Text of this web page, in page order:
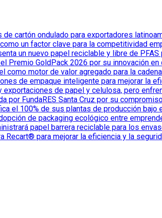
cartón ondulado para exportadores
un factor clave para la competitividad
un nuevo papel reciclable y libre de
Premio GoldPack 2026 por su innovación
como motor de valor agregado para la
de empaque inteligente para mejorar la
exportaciones de papel y celulosa, pero
por FundaRES Santa Cruz por su
el 100% de sus plantas de producción bajo
de packaging ecológico entre
papel barrera reciclable para los
Recart® para mejorar la eficiencia y la